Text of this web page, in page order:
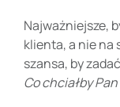
Najważniejsze,
klienta, a nie na
szansa, by
Co chciałby